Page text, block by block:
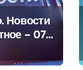
Новости
– 07